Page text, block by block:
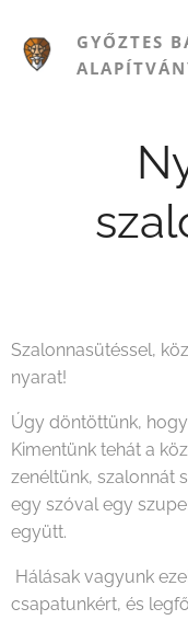
GYŐZTES
Szalonnasütéssel,
nyarat!
Úgy döntöttünk,
Kimentünk tehát a
zenéltünk, szalonnát
egy szóval egy
együtt.
Hálásak vagyunk
csapatunkért, és